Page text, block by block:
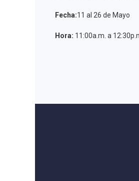
Fecha:11 al 26 de Mayo
Hora: 11:00a.m. a